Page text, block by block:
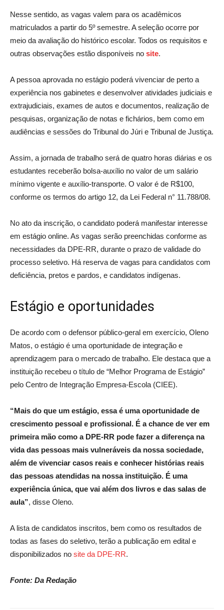
Nesse sentido, as vagas valem para os acadêmicos
matriculados a partir do 5º semestre. A seleção ocorre por
meio da avaliação do histórico escolar. Todos os requisitos e
outras observações estão disponíveis no site.
A pessoa aprovada no estágio poderá vivenciar de perto a
experiência nos gabinetes e desenvolver atividades judiciais e
extrajudiciais, exames de autos e documentos, realização de
pesquisas, organização de notas e fichários, bem como em
audiências e sessões do Tribunal do Júri e Tribunal de Justiça.
Assim, a jornada de trabalho será de quatro horas diárias e os
estudantes receberão bolsa-auxílio no valor de um salário
mínimo vigente e auxílio-transporte. O valor é de R$100,
conforme os termos do artigo 12, da Lei Federal n° 11.788/08.
No ato da inscrição, o candidato poderá manifestar interesse
em estágio online. As vagas serão preenchidas conforme as
necessidades da DPE-RR, durante o prazo de validade do
processo seletivo. Há reserva de vagas para candidatos com
deficiência, pretos e pardos, e candidatos indígenas.
Estágio e oportunidades
De acordo com o defensor público-geral em exercício, Oleno
Matos, o estágio é uma oportunidade de integração e
aprendizagem para o mercado de trabalho. Ele destaca que a
instituição recebeu o título de “Melhor Programa de Estágio”
pelo Centro de Integração Empresa-Escola (CIEE).
“Mais do que um estágio, essa é uma oportunidade de
crescimento pessoal e profissional. É a chance de ver em
primeira mão como a DPE-RR pode fazer a diferença na
vida das pessoas mais vulneráveis da nossa sociedade,
além de vivenciar casos reais e conhecer histórias reais
das pessoas atendidas na nossa instituição. É uma
experiência única, que vai além dos livros e das salas de
aula”, disse Oleno.
A lista de candidatos inscritos, bem como os resultados de
todas as fases do seletivo, terão a publicação em edital e
disponibilizados no site da DPE-RR.
Fonte: Da Redação